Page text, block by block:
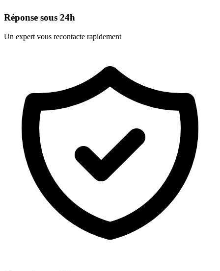
Réponse sous 24h
Un expert vous recontacte rapidement